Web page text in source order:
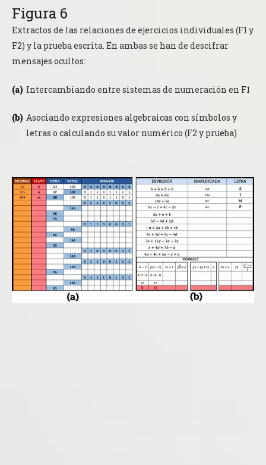
Figura 6
Extractos de las relaciones de ejercicios individuales (F1 y
F2) y la prueba escrita. En ambas se han de descifrar
mensajes ocultos:
Intercambiando entre sistemas de numeración en F1
Asociando expresiones algebraicas con símbolos y
letras o calculando su valor numérico (F2 y prueba)